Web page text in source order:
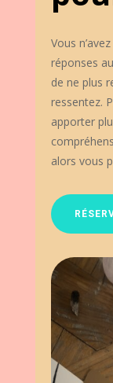
Vous
réponses
de ne plus
ressentez.
apporter
alors vous